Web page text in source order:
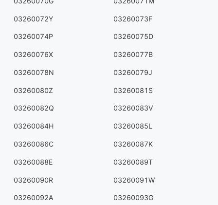
03260072Y 03260073F
03260074P 03260075D
03260076X 03260077B
03260078N 03260079J
03260080Z 03260081S
03260082Q 03260083V
03260084H 03260085L
03260086C 03260087K
03260088E 03260089T
03260090R 03260091W
03260092A 03260093G